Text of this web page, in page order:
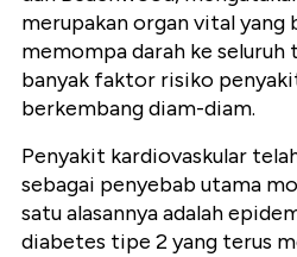
merupakan organ vital yang
memompa darah ke seluruh
banyak faktor risiko
berkembang diam-diam.
Penyakit kardiovaskular
sebagai penyebab utama
satu alasannya adalah
diabetes tipe 2 yang terus